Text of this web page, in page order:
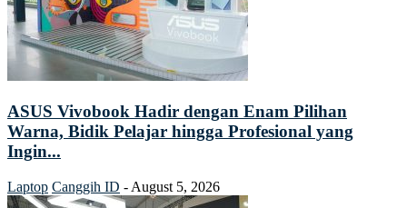
ASUS Vivobook Hadir dengan Enam Pilihan
Warna, Bidik Pelajar hingga Profesional yang
Ingin...
Laptop Canggih ID - August 5, 2026